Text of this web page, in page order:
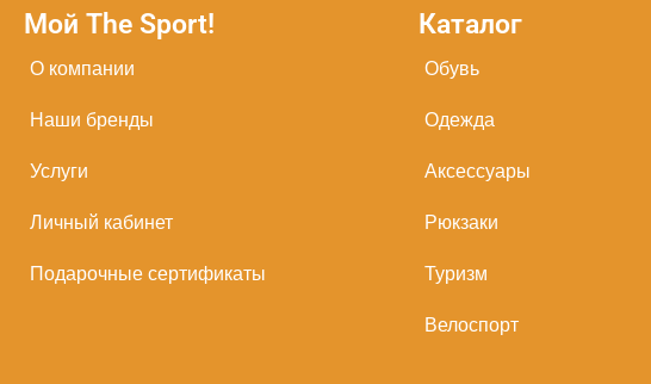
Мой The Sport!
О компании
Наши бренды
Услуги
Личный кабинет
Подарочные сертификаты
Каталог
Обувь
Одежда
Аксессуары
Рюкзаки
Туризм
Велоспорт